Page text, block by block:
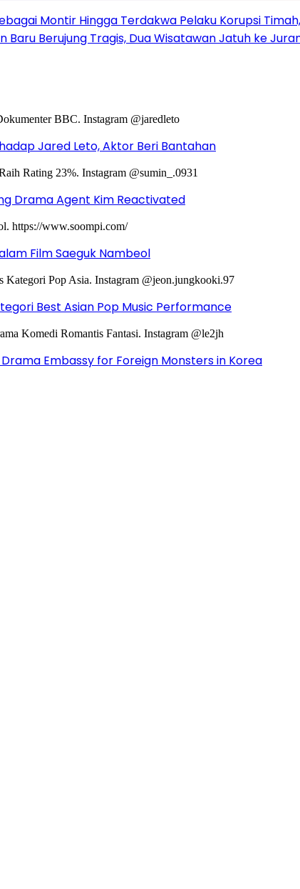
Montir Hingga Terdakwa Pelaku Korupsi
Baru Berujung Tragis, Dua Wisatawan Jatuh ke
Jared Leto, Aktor Beri Bantahan
Drama Agent Kim Reactivated
Film Saeguk Nambeol
Best Asian Pop Music Performance
Embassy for Foreign Monsters in Korea